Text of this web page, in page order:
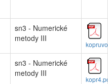
sn3 - Numerické
metody III
sn3 - Numerické
metody III